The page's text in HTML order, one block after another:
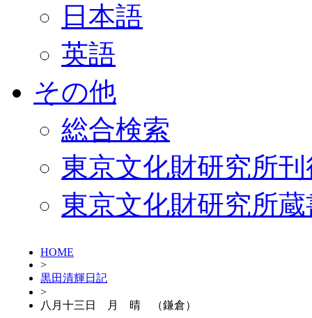
日本語
英語
その他
総合検索
東京文化財研究所
東京文化財研究所
HOME
>
黒田清輝日記
>
八月十三日 月 晴 （鎌倉）